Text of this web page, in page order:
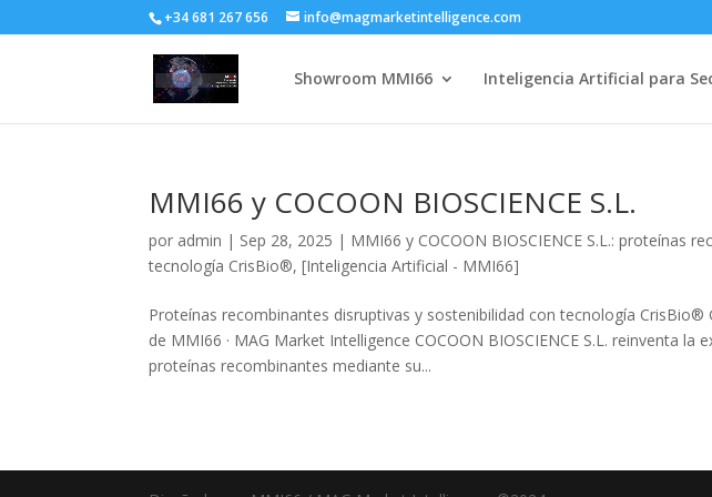
+34 681 267 656 info@magmarketintelligence.com
Showroom MMI66 Inteligencia Artificial para
MMI66 y COCOON BIOSCIENCE S.L.
por admin | Sep 28, 2025 | MMI66 y COCOON BIOSCIENCE S.L.: proteínas
tecnología CrisBio®,[Inteligencia Artificial - MMI66]
Proteínas recombinantes disruptivas y sostenibilidad con tecnología CrisBio®
de MMI66 · MAG Market Intelligence COCOON BIOSCIENCE S.L. reinventa la
proteínas recombinantes mediante su...